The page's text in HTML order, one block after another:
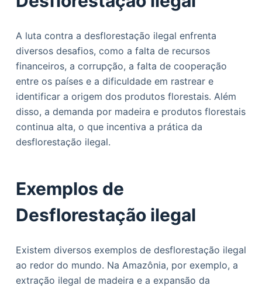
A luta contra a desflorestação ilegal enfrenta
diversos desafios, como a falta de recursos
financeiros, a corrupção, a falta de cooperação
entre os países e a dificuldade em rastrear e
identificar a origem dos produtos florestais. Além
disso, a demanda por madeira e produtos florestais
continua alta, o que incentiva a prática da
desflorestação ilegal.
Exemplos de
Desflorestação ilegal
Existem diversos exemplos de desflorestação ilegal
ao redor do mundo. Na Amazônia, por exemplo, a
extração ilegal de madeira e a expansão da